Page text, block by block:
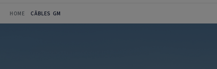
HOME CÂBLES GM